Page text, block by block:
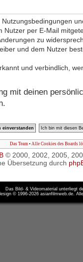
Nutzer per E-Mail
zu
und dem Nutzer
und verbindlich,
mit deinen
Das Team • Alle Cookies des Boards
© 2000, 2002, 2005,
Übersetzung durch
Das Bild- & Videomaterial unterliegt
© 1996-2026 asianfilmweb.de.